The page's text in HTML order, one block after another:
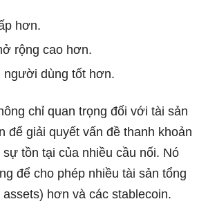
hơn.
rộng cao hơn.
người dùng tốt hơn.
chỉ quan trọng đối với tài sản
để giải quyết vấn đề thanh khoản
sự tồn tại của nhiều cầu nối. Nó
để cho phép nhiều tài sản tổng
hơn và các stablecoin.